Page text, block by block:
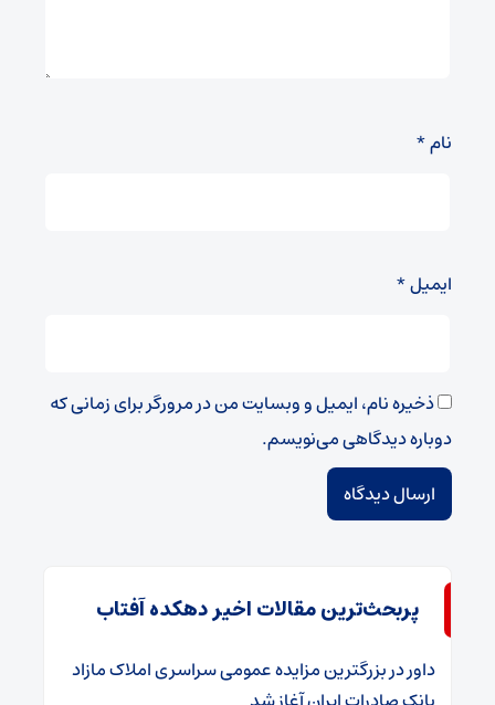
نام*
ایمیل*
ذخیره نام، ایمیل و وبسایت من در مرورگر برای زمانی که
دوباره دیدگاهی می‌نویسم.
پربحث‌ترین مقالات اخیر دهکده آفتاب
داوردر​بزرگترین مزایده عمومی سراسری املاک مازاد